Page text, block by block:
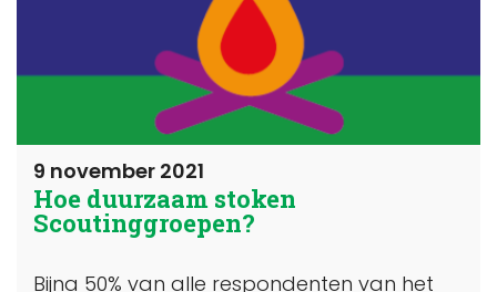
9 november 2021
Hoe duurzaam stoken
Scoutinggroepen?
Bijna 50% van alle respondenten van het